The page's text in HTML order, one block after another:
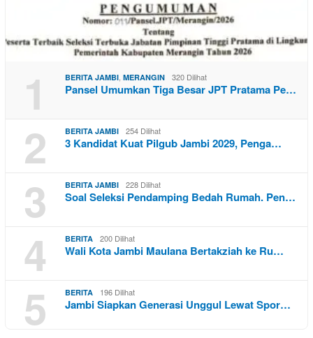
1 BERITA JAMBI MERANGIN 320 Dilihat
Pansel Umumkan Tiga Besar JPT Pratama Pe…
2 BERITA JAMBI 254 Dilihat
3 Kandidat Kuat Pilgub Jambi 2029, Penga…
3 BERITA JAMBI 228 Dilihat
Soal Seleksi Pendamping Bedah Rumah. Pen…
4 BERITA 200 Dilihat
Wali Kota Jambi Maulana Bertakziah ke Ru…
5 BERITA 196 Dilihat
Jambi Siapkan Generasi Unggul Lewat Spor…